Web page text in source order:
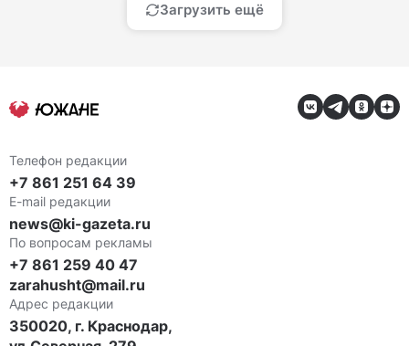
Загрузить ещё
Телефон редакции
+7 861 251 64 39
E-mail редакции
news@ki-gazeta.ru
По вопросам рекламы
+7 861 259 40 47
zarahusht@mail.ru
Адрес редакции
350020, г. Краснодар,